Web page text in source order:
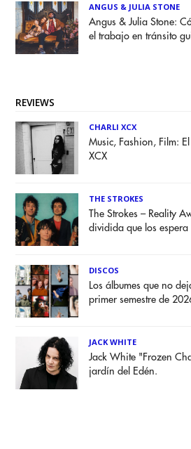
ANGUS & JULIA STONE
Angus & Julia Stone:
el trabajo en tránsito
REVIEWS
CHARLI XCX
Music, Fashion, Film:
XCX
THE STROKES
The Strokes – Reality
dividida que los espera
DISCOS
Los álbumes que no
primer semestre de
JACK WHITE
Jack White "Frozen
jardín del Edén.